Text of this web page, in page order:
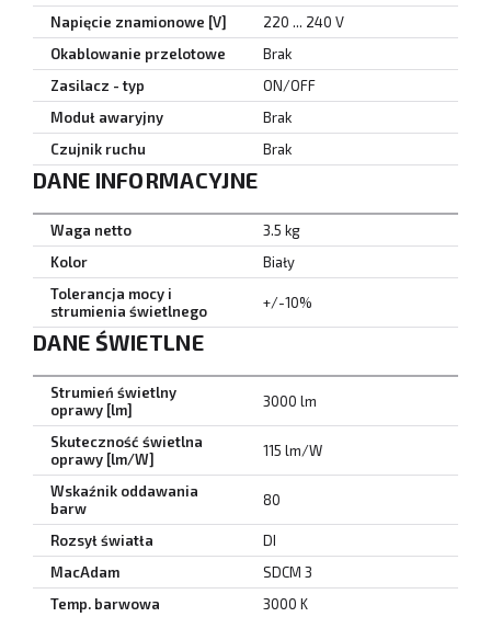
Napięcie znamionowe [V]
220 ... 240 V
Okablowanie przelotowe
Brak
Zasilacz - typ
ON/OFF
Moduł awaryjny
Brak
Czujnik ruchu
Brak
DANE INFORMACYJNE
Waga netto
3.5 kg
Kolor
Biały
Tolerancja mocy i
strumienia świetlnego
+/-10%
DANE ŚWIETLNE
Strumień świetlny
oprawy [lm]
3000 lm
Skuteczność świetlna
oprawy [lm/W]
115 lm/W
Wskaźnik oddawania
barw
80
Rozsył światła
DI
MacAdam
SDCM 3
Temp. barwowa
3000 K